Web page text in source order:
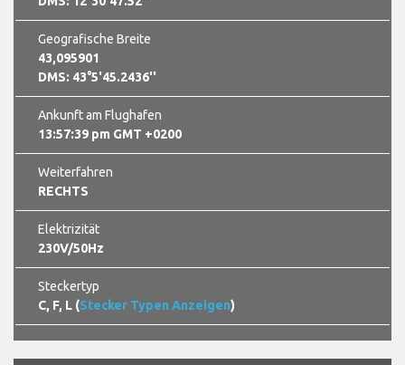
Geografische Breite
43,095901
DMS: 43°5'45.2436''
Ankunft am Flughafen
13:57:39 pm GMT +0200
Weiterfahren
RECHTS
Elektrizität
230V/50Hz
Steckertyp
C, F, L (Stecker Typen Anzeigen)